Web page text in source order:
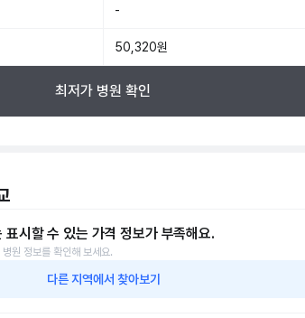
-
50,320원
최저가 병원 확인
표시할 수 있는 가격 정보가 부족해요.
원 정보를 확인해 보세요.
다른 지역에서 찾아보기